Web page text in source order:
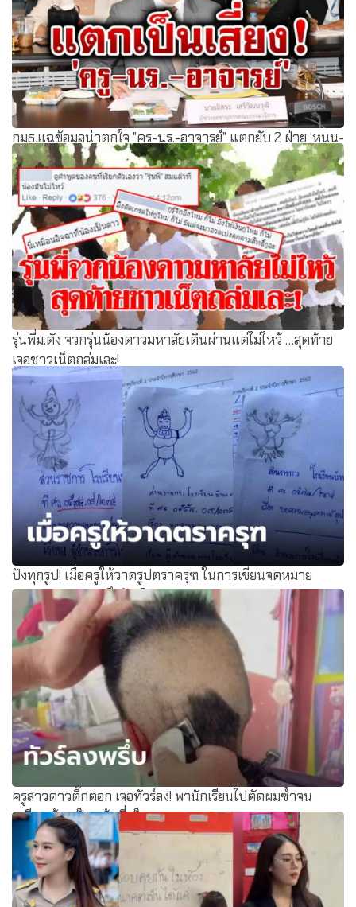
กมธ.แฉข้อมูลน่าตกใจ "ครู-นร.-อาจารย์" แตกยับ 2 ฝ่าย ‘หนุน-
ต้าน’ ชู 3 นิ้ว
รุ่นพี่ม.ดัง จวกรุ่นน้องดาวมหาลัยเดินผ่านแต่ไม่ไหว้ …สุดท้าย
เจอชาวเน็ตถล่มเละ!
ปังทุกรูป! เมื่อครูให้วาดรูปตราครุฑ ในการเขียนจดหมาย
ราชการ ความฮาจึงบังเกิด
ครูสาวดาวติ๊กตอก เจอทัวร์ลง! พานักเรียนไปตัดผมซ้ำจน
เกรียน อ้างเป็นหน้าที่เด็ก